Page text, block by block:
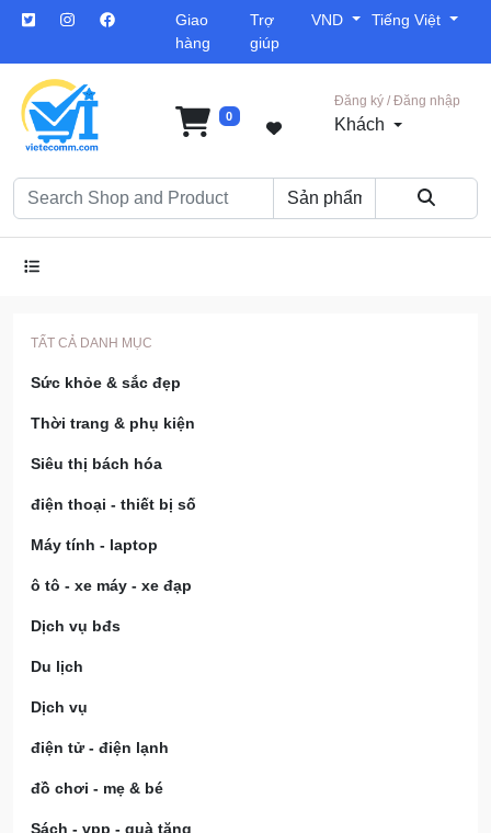
Giao
hàng
Trợ
giúp
VND Tiếng Việt
0
Đăng ký / Đăng nhập
Khách
TẤT CẢ DANH MỤC
Sức khỏe & sắc đẹp
Thời trang & phụ kiện
Siêu thị bách hóa
điện thoại - thiết bị số
Máy tính - laptop
ô tô - xe máy - xe đạp
Dịch vụ bđs
Du lịch
Dịch vụ
điện tử - điện lạnh
đồ chơi - mẹ & bé
Sách - vpp - quà tặng